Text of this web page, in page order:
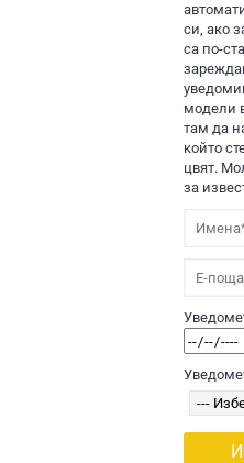
си, ако
са по-
модели
там да
който
цвят.
за